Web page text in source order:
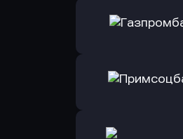
Оправить
Оправить
Оправить